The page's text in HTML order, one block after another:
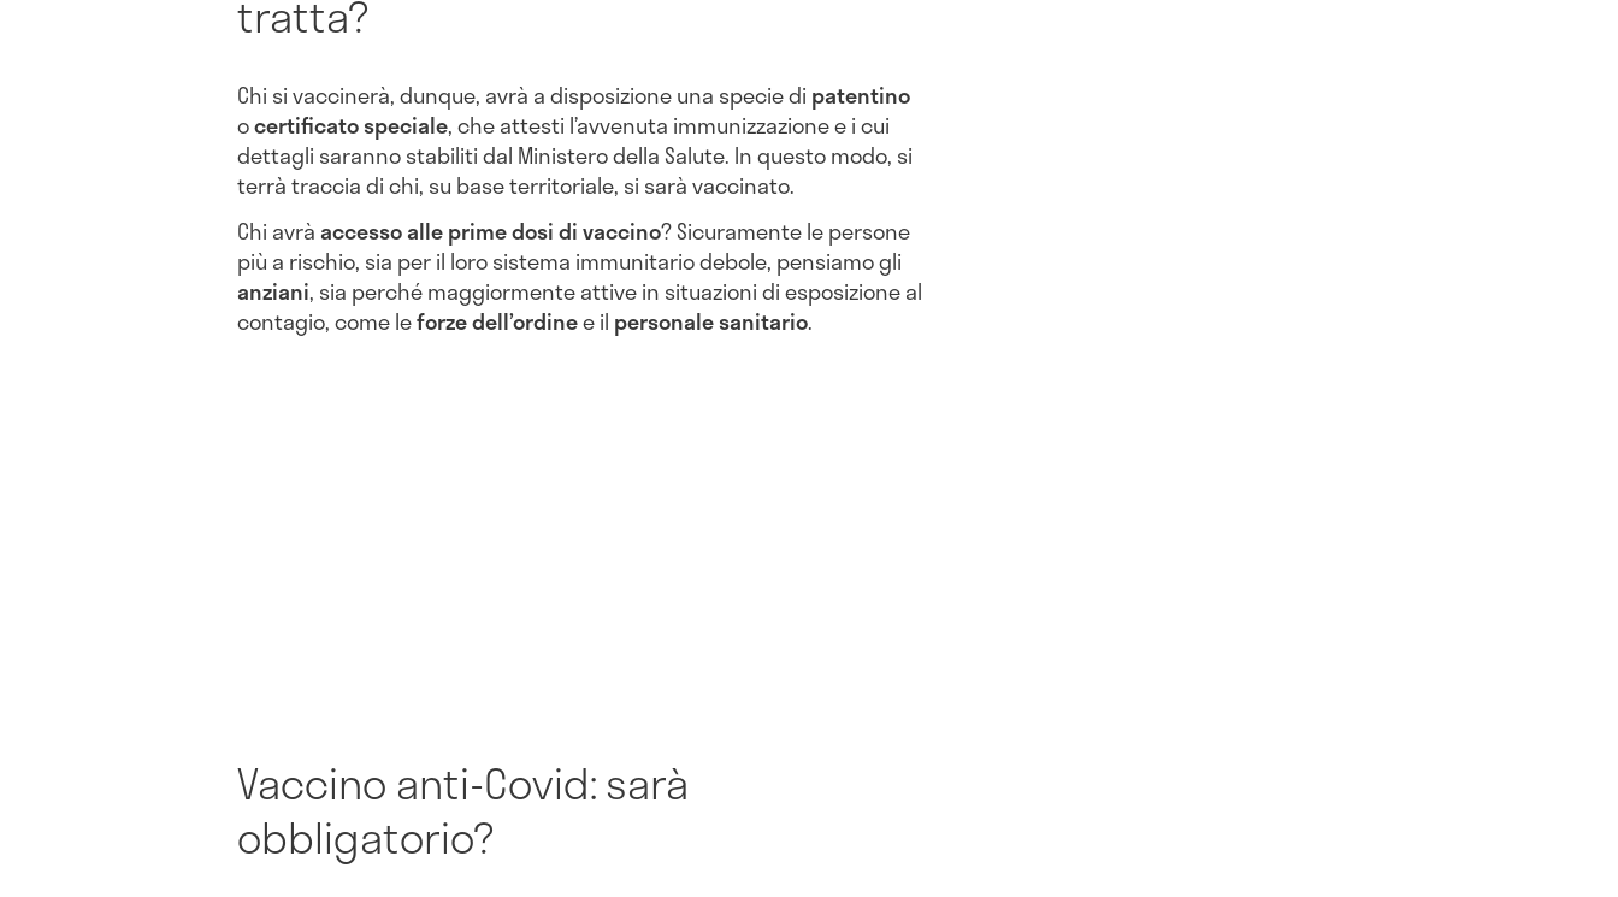
tratta?
Chi si vaccinerà, dunque, avrà a disposizione una specie di patentino
ocertificatospeciale, che attesti l’avvenuta immunizzazione e i cui
dettagli saranno stabiliti dal Ministero della Salute. In questo modo, si
terrà traccia di chi, su base territoriale, si sarà vaccinato.
Chi avràaccesso alle prime dosi di vaccino? Sicuramente le persone
più a rischio, sia per il loro sistema immunitario debole, pensiamo gli
anziani, sia perché maggiormente attive in situazioni di esposizione al
contagio, come leforze dell’ordinee il personale sanitario.
Vaccino anti-Covid: sarà
obbligatorio?